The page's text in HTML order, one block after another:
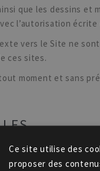
que les dessins
l’autorisation
vers le Site ne
ces sites.
moment et sans
données
et du Règlement
Ce site utilise des
proposer des